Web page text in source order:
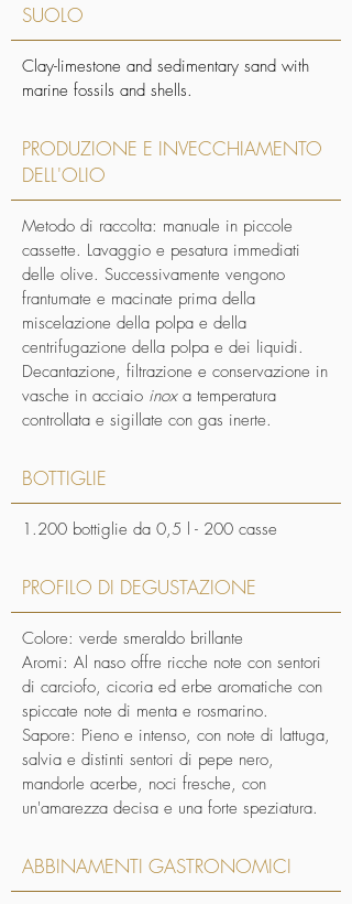
continuous cold cycle.
SUOLO
Clay-limestone and sedimentary sand with
marine fossils and shells.
PRODUZIONE E INVECCHIAMENTO
DELL'OLIO
Metodo di raccolta: manuale in piccole
cassette. Lavaggio e pesatura immediati
delle olive. Successivamente vengono
frantumate e macinate prima della
miscelazione della polpa e della
centrifugazione della polpa e dei liquidi.
Decantazione, filtrazione e conservazione in
vasche in acciaio inoxa temperatura
controllata e sigillate con gas inerte.
BOTTIGLIE
1.200 bottiglie da 0,5 l - 200 casse
PROFILO DI DEGUSTAZIONE
Colore: verde smeraldo brillante
Aromi: Al naso offre ricche note con sentori
di carciofo, cicoria ed erbe aromatiche con
spiccate note di menta e rosmarino.
Sapore: Pieno e intenso, con note di lattuga,
salvia e distinti sentori di pepe nero,
mandorle acerbe, noci fresche, con
un'amarezza decisa e una forte speziatura.
ABBINAMENTI GASTRONOMICI